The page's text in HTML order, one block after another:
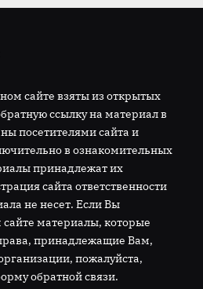
сайте взяты из открытых
ссылку на материал в
посетителями сайта и
в ознакомительных
принадлежат их
сайта ответственности
не несет. Если Вы
материалы, которые
принадлежащие Вам,
пожалуйста,
обратной связи.